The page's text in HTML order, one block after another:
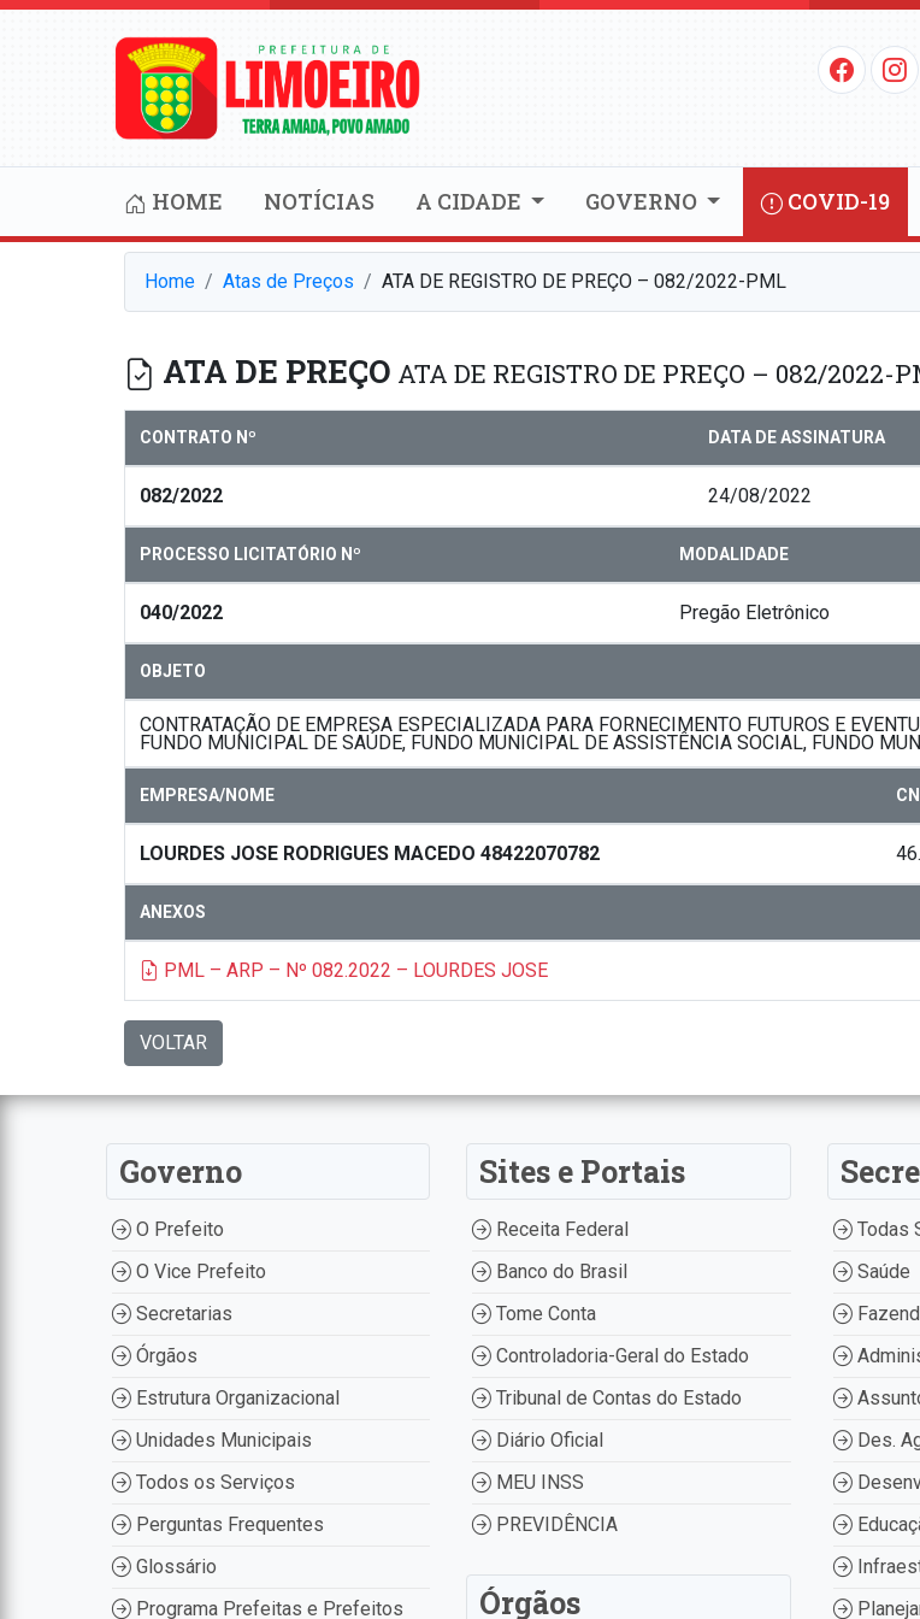
HOME NOTÍCIAS A CIDADE GOVERNO COVID-19
Home Atas de Preços ATA DE REGISTRO DE PREÇO – 082/2022-PML
ATA DE PREÇO ATA DE REGISTRO DE PREÇO – 082/2022-
CONTRATO Nº DATA DE ASSINATURA
082/2022 24/08/2022
PROCESSO LICITATÓRIO Nº MODALIDADE
040/2022 Pregão Eletrônico
OBJETO
CONTRATAÇÃO DE EMPRESA ESPECIALIZADA PARA FORNECIMENTO FUTUROS E
FUNDO MUNICIPAL DE SAÚDE, FUNDO MUNICIPAL DE ASSISTÊNCIA SOCIAL, FUNDO
EMPRESA/NOME
LOURDES JOSE RODRIGUES MACEDO 48422070782
ANEXOS
PML – ARP – Nº 082.2022 – LOURDES JOSE
VOLTAR
Governo
O Prefeito
O Vice Prefeito
Secretarias
Órgãos
Estrutura Organizacional
Unidades Municipais
Todos os Serviços
Perguntas Frequentes
Glossário
Programa Prefeitas e Prefeitos
Sites e Portais
Receita Federal
Banco do Brasil
Tome Conta
Controladoria-Geral do Estado
Tribunal de Contas do Estado
Diário Oficial
MEU INSS
PREVIDÊNCIA
Órgãos
Todas
Saúde
Des.